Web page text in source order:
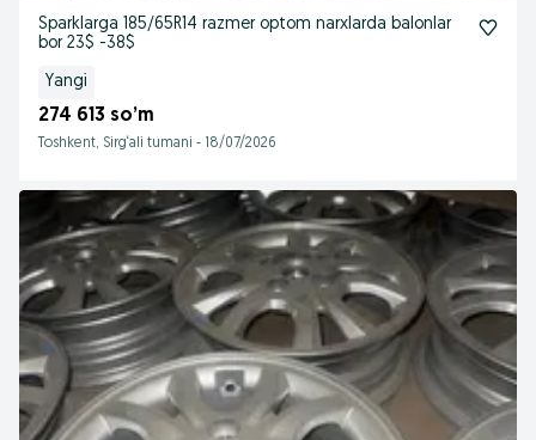
Sparklarga 185/65R14 razmer optom narxlarda balonlar
bor 23$ -38$
Yangi
274 613 so’m
Toshkent, Sirg‘ali tumani - 18/07/2026